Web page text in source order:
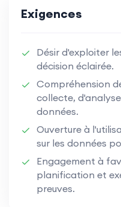
Exigences
Désir d'exploiter
décision éclairée.
Compréhension
collecte,
données.
Ouverture à
sur les données
Engagement à
planification et
preuves.